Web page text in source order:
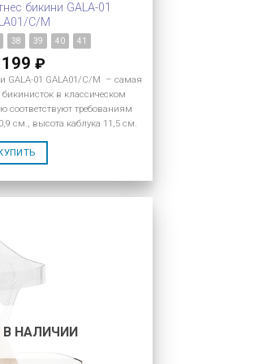
бикини GALA-01
C/M
38 39 40 41
₽
GALA-01 GALA01/C/M – самая
в классическом
соответствуют требованиям
см., высота каблука 11,5 см.
НАЛИЧИИ